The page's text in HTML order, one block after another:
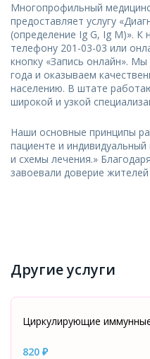
Многопрофильный
предоставляет услугу
(определение Ig G, Ig M)». К
телефону 201-03-03 или
кнопку «Запись онлайн».
года и оказываем
населению. В штате
широкой и узкой
Наши основные принципы
пациенте и
и схемы лечения.»
завоевали доверие
Другие услуги
Циркулирующие
820 ₽